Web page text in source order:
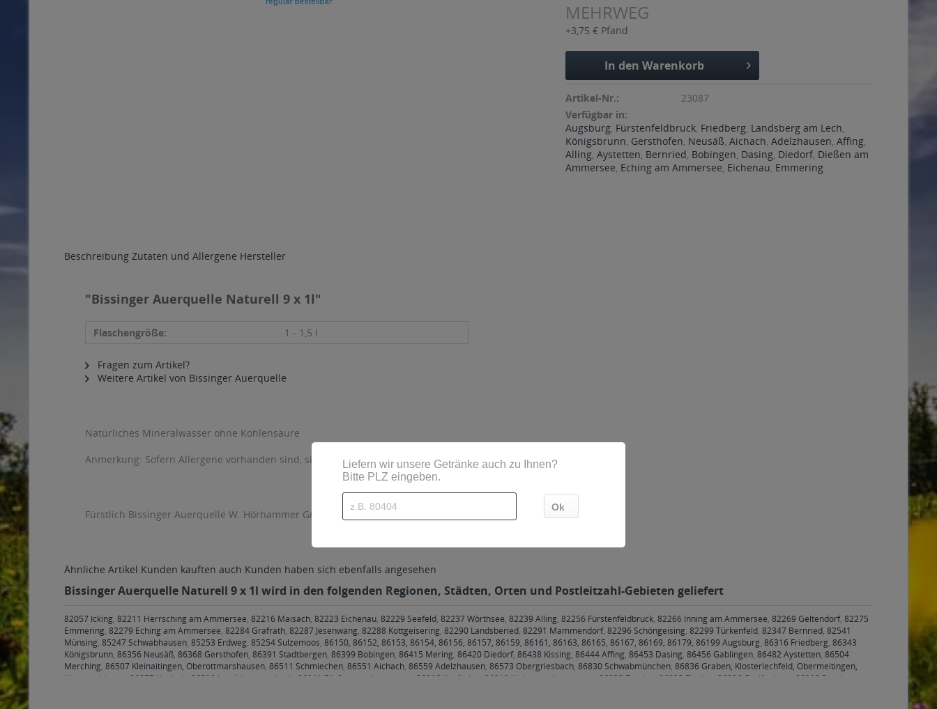
MEHRWEG
+3,75 € Pfand
In den Warenkorb
Artikel-Nr.:
23087
Verfügbar in:
Augsburg, Fürstenfeldbruck, Friedberg, Landsberg am Lech,
Königsbrunn, Gersthofen, Neusäß,Aichach,Adelzhausen,Affing,
Alling,Aystetten, Bernried, Bobingen, Dasing, Diedorf, Dießen am
Ammersee, Eching am Ammersee, Eichenau, Emmering
Beschreibung Zutaten und Allergene Hersteller
"Bissinger Auerquelle Naturell 9 x 1l"
Flaschengröße: 1 - 1,5 l
Fragen zum Artikel?
Weitere Artikel von Bissinger Auerquelle
Natürliches Mineralwasser ohne Kohlensäure
Anmerkung: Sofern Allergene vorhanden sind, sind diese mittels Großbuchstaben besonders hervorgehoben
Fürstlich Bissinger Auerquelle W. Hörhammer GmbH & Co. KG Bissingen
Ähnliche Artikel Kunden kauften auch Kunden haben sich ebenfalls angesehen
Bissinger Auerquelle Naturell 9 x 1l wird in den folgenden Regionen, Städten, Orten und Postleitzahl-Gebieten geliefert
82057 Icking, 82211 Herrsching am Ammersee, 82216 Maisach, 82223 Eichenau, 82229 Seefeld, 82237 Wörthsee, 82239 Alling, 82256 Fürstenfeldbruck, 82266 Inning am Ammersee, 82269 Geltendorf, 82275
Emmering, 82279 Eching am Ammersee, 82284 Grafrath, 82287 Jesenwang, 82288 Kottgeisering, 82290 Landsberied, 82291 Mammendorf, 82296 Schöngeising, 82299 Türkenfeld, 82347 Bernried, 82541
Münsing, 85247 Schwabhausen, 85253 Erdweg, 85254 Sulzemoos, 86150, 86152, 86153, 86154, 86156, 86157, 86159, 86161, 86163, 86165, 86167, 86169, 86179, 86199 Augsburg, 86316 Friedberg, 86343
Königsbrunn, 86356 Neusäß, 86368 Gersthofen, 86391 Stadtbergen, 86399 Bobingen, 86415 Mering, 86420 Diedorf, 86438 Kissing, 86444 Affing, 86453 Dasing, 86456 Gablingen, 86482 Aystetten, 86504
Merching, 86507 Kleinaitingen, Oberottmarshausen, 86511 Schmiechen, 86551 Aichach, 86559 Adelzhausen, 86573 Obergriesbach, 86830 Schwabmünchen, 86836 Graben, Klosterlechfeld, Obermeitingen,
Untermeitingen
86857 Hurlach 86899 Landsberg am Lech 86911 Dießen am Ammersee 86916 Kaufering 86919 Utting am Ammersee 86922 Eresing 86923 Finning 86926 Greifenberg 86929 Penzing